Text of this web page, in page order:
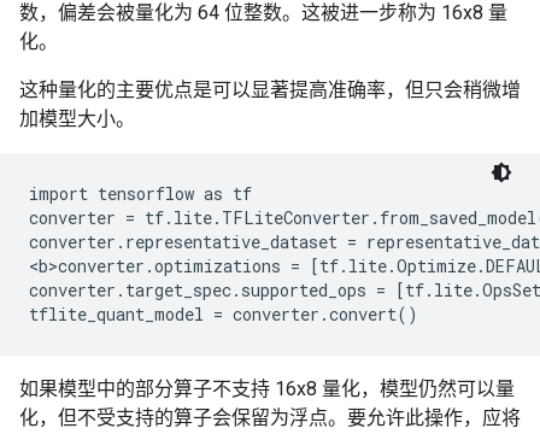
数，偏差会被量化为 64 位整数。这被进一步称为 16x8 量
化。
这种量化的主要优点是可以显著提高准确率，但只会稍微增
加模型大小。
import tensorflow as tf
converter =
converter.representative_dataset =
<b>converter.optimizations =
converter.target_spec.supported_ops =
如果模型中的部分算子不支持 16x8 量化，模型仍然可以量
化，但不受支持的算子会保留为浮点。要允许此操作，应将